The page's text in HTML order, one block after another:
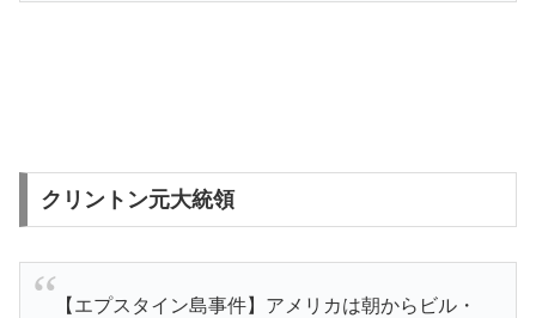
クリントン元大統領
【エプスタイン島事件】アメリカは朝からビル・